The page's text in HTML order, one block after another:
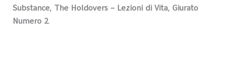
Substance, The Holdovers – Lezioni di Vita, Giurato
Numero 2.